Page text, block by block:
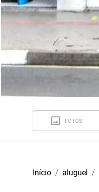
FOTOS
Início aluguel